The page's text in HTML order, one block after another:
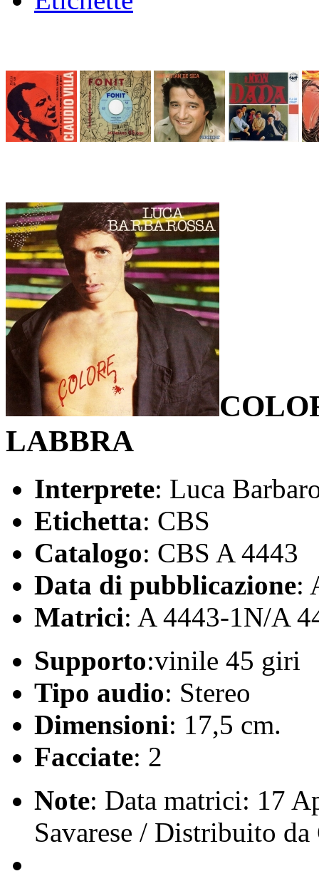
LABBRA
Interprete: Luca
Etichetta: CBS
Catalogo: CBS A 4443
Data di pubblicazione:
Matrici: A 4443-1N/A
Supporto:vinile 45 giri
Tipo audio: Stereo
Dimensioni: 17,5 cm.
Facciate: 2
Note: Data matrici: 17
Savarese / Distribuito